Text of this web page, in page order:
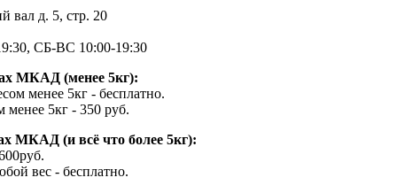
вал д. 5, стр. 20
СБ-ВС 10:00-19:30
МКАД (менее 5кг):
менее 5кг - бесплатно.
менее 5кг - 350 руб.
МКАД (и всё что более 5кг):
вес - бесплатно.